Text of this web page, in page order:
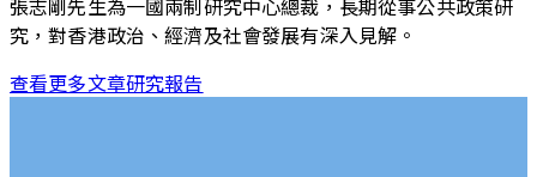
究，對香港政治、經濟及社會發展有深入見解。
查看更多文章研究報告